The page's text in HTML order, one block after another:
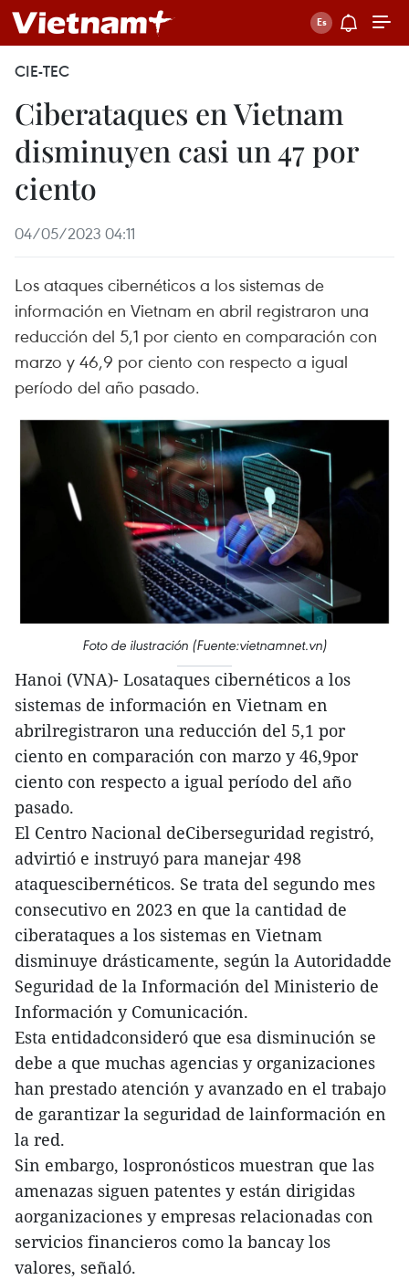
CIE-TEC
Ciberataques en Vietnam
disminuyen casi un 47 por
ciento
04/05/2023 04:11
Los ataques cibernéticos a los sistemas de
información en Vietnam en abril registraron una
reducción del 5,1 por ciento en comparación con
marzo y 46,9 por ciento con respecto a igual
período del año pasado.
Foto de ilustración (Fuente:vietnamnet.vn)
Hanoi (VNA)- Losataques cibernéticos a los
sistemas de información en Vietnam en
abrilregistraron una reducción del 5,1 por
ciento en comparación con marzo y 46,9por
ciento con respecto a igual período del año
pasado.
El Centro Nacional deCiberseguridad registró,
advirtió e instruyó para manejar 498
ataquescibernéticos. Se trata del segundo mes
consecutivo en 2023 en que la cantidad de
ciberataques a los sistemas en Vietnam
disminuye drásticamente, según la Autoridadde
Seguridad de la Información del Ministerio de
Información y Comunicación.
Esta entidadconsideró que esa disminución se
debe a que muchas agencias y organizaciones
han prestado atención y avanzado en el trabajo
de garantizar la seguridad de lainformación en
la red.
Sin embargo, lospronósticos muestran que las
amenazas siguen patentes y están dirigidas
aorganizaciones y empresas relacionadas con
servicios financieros como la bancay los
valores, señaló.